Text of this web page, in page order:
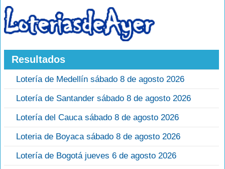
Resultados
Lotería de Medellín sábado 8 de agosto 2026
Lotería de Santander sábado 8 de agosto 2026
Lotería del Cauca sábado 8 de agosto 2026
Loteria de Boyaca sábado 8 de agosto 2026
Lotería de Bogotá jueves 6 de agosto 2026